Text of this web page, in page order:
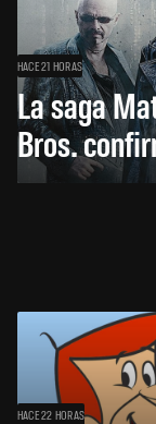
HACE 21 HORAS
La saga
Bros.
HACE 22 HORAS